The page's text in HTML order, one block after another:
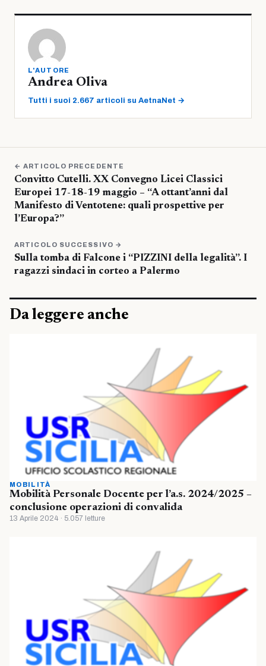
L'AUTORE
Andrea Oliva
Tutti i suoi 2.667 articoli su AetnaNet →
← ARTICOLO PRECEDENTE
Convitto Cutelli. XX Convegno Licei Classici
Europei 17-18-19 maggio – “A ottant’anni dal
Manifesto di Ventotene: quali prospettive per
l’Europa?”
ARTICOLO SUCCESSIVO →
Sulla tomba di Falcone i “PIZZINI della legalità”. I
ragazzi sindaci in corteo a Palermo
Da leggere anche
MOBILITÀ
Mobilità Personale Docente per l’a.s. 2024/2025 –
conclusione operazioni di convalida
13 Aprile 2024 · 5.057 letture